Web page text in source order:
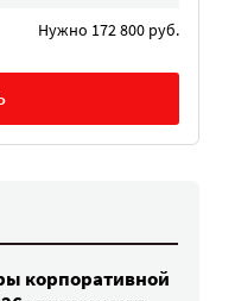
Нужно 172 800 руб.
корпоративной